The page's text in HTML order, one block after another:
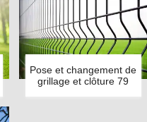
Pose et changement de
grillage et clôture 79